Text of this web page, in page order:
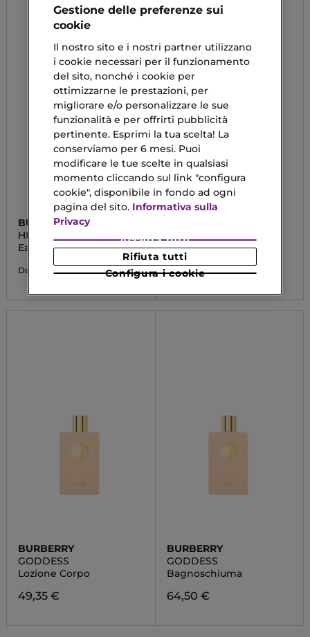
BURBERRY
HERO
Eau De Toilette
Da 93,50 €
Eau De Parfum
Da 124,50 €
BURBERRY
GODDESS
Lozione Corpo
49,35 €
BURBERRY
GODDESS
Bagnoschiuma
64,50 €
Gestione delle preferenze sui
cookie
Il nostro sito e i nostri partner utilizzano
i cookie necessari per il funzionamento
del sito, nonché i cookie per
ottimizzarne le prestazioni, per
migliorare e/o personalizzare le sue
funzionalità e per offrirti pubblicità
pertinente. Esprimi la tua scelta! La
conserviamo per 6 mesi. Puoi
modificare le tue scelte in qualsiasi
momento cliccando sul link "configura
cookie", disponibile in fondo ad ogni
pagina del sito. Informativa sulla
Privacy
Configura i cookie
Rifiuta tutti
Accetta tutti